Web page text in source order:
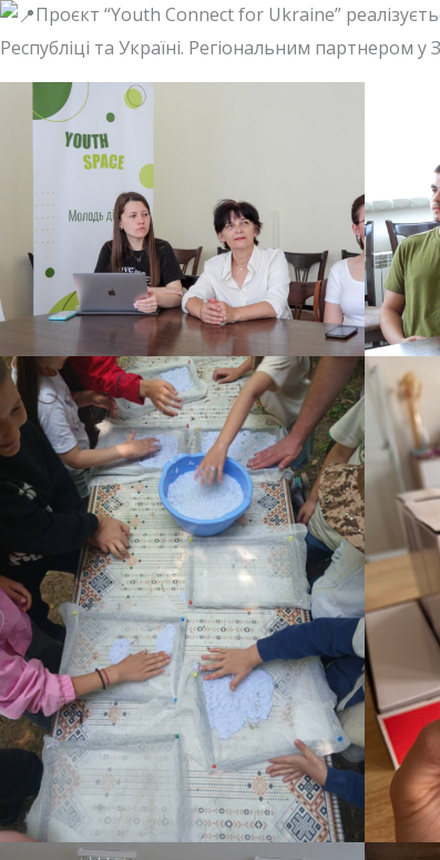
Проєкт “Youth Connect for Ukraine”
Республіці та Україні. Регіональним партнером